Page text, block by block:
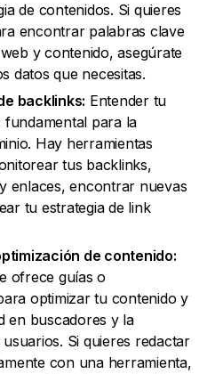
de contenidos. Si quieres
encontrar palabras clave
y contenido, asegúrate
datos que necesitas.
backlinks: Entender tu
fundamental para la
Hay herramientas
tus backlinks,
enlaces, encontrar nuevas
tu estrategia de link
de contenido:
ofrece guías o
optimizar tu contenido y
en buscadores y la
Si quieres redactar
con una herramienta,